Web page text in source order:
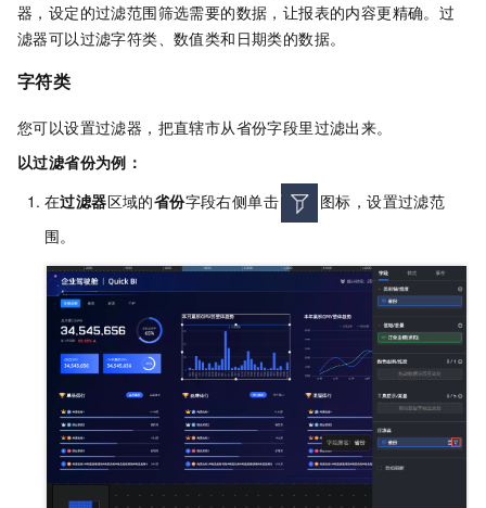
器，设定的过滤范围筛选需要的数据，让报表的内容更精确。过
滤器可以过滤字符类、数值类和日期类的数据。
字符类
您可以设置过滤器，把直辖市从省份字段里过滤出来。
以过滤省份为例：
在过滤器区域的省份字段右侧单击
图标，设置过滤范
围。